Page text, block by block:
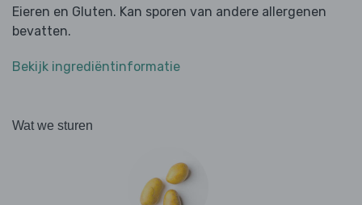
Eieren en Gluten. Kan sporen van andere allergenen
bevatten.
Bekijk ingrediëntinformatie
Wat we sturen